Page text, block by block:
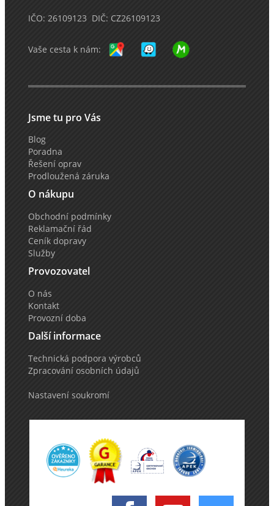
IČO: 26109123 DIČ: CZ26109123
Vaše cesta k nám:
Jsme tu pro Vás
Blog
Poradna
Řešení oprav
Prodloužená záruka
O nákupu
Obchodní podmínky
Reklamační řád
Ceník dopravy
Služby
Provozovatel
O nás
Kontakt
Provozní doba
Další informace
Technická podpora výrobců
Zpracování osobních údajů
Nastavení soukromí